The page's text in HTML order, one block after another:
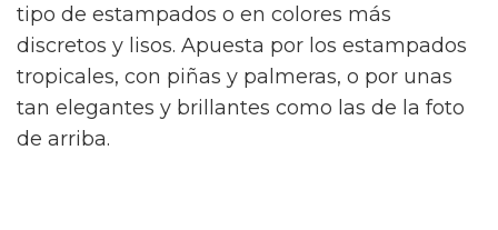
tipo de estampados o en colores más
discretos y lisos. Apuesta por los estampados
tropicales, con piñas y palmeras, o por unas
tan elegantes y brillantes como las de la foto
de arriba.